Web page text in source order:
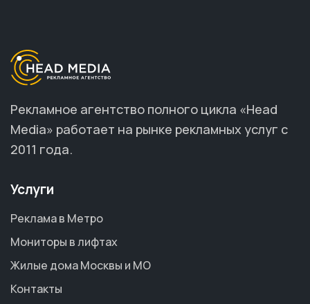
Рекламное агентство полного цикла «Head
Media» работает на рынке рекламных услуг с
2011 года.
Услуги
Реклама в Метро
Мониторы в лифтах
Жилые дома Москвы и МО
Контакты